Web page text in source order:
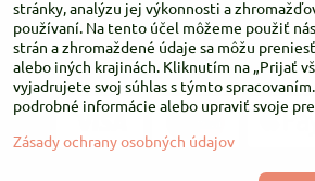
Otváracie hodiny:PO-ŠT 8:00 - 16:00
PIA-NE Zatvorené
stránky, analýzu jej výkonnosti a
používaní. Na tento účel môžeme použiť
strán a zhromaždené údaje sa môžu
alebo iných krajinách. Kliknutím na „Prijať
vyjadrujete svoj súhlas s týmto
podrobné informácie alebo upraviť svoje
Zásady ochrany osobných údajov